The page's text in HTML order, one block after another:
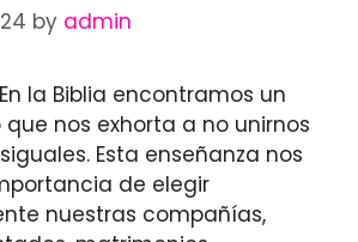
by admin
la Biblia encontramos un
nos exhorta a no unirnos
Esta enseñanza nos
de elegir
nuestras compañías,